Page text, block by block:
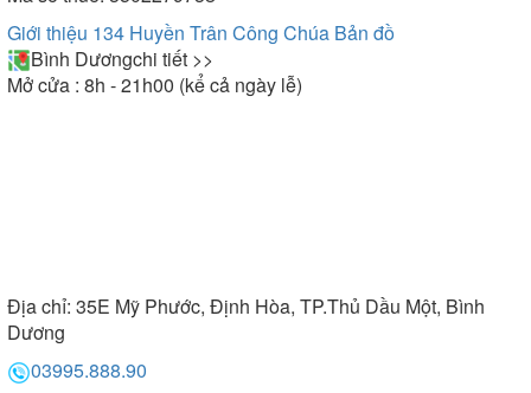
Giới thiệu 134 Huyền Trân Công Chúa Bản đồ
Bình Dươngchi tiết >>
Mở cửa : 8h - 21h00 (kể cả ngày lễ)
Địa chỉ: 35E Mỹ Phước, Định Hòa, TP.Thủ Dầu Một, Bình
Dương
03995.888.90